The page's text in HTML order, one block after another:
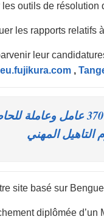
outils de résolution
les rapports relatifs
leur
,
مصنع بيجو سيتروين القنيطرة: توظيف
site basé sur
diplômée d’un